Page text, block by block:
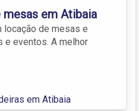
em Atibaia
locação de mesas e
e eventos. A melhor
em Atibaia